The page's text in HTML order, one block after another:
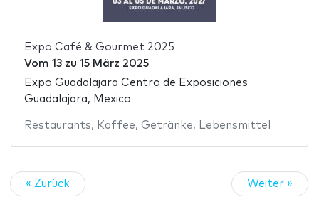
Expo Café & Gourmet 2025
Vom 13zu 15 März 2025
Expo Guadalajara Centro de Exposiciones
Guadalajara, Mexico
Restaurants, Kaffee, Getränke, Lebensmittel
« Zurück Weiter »